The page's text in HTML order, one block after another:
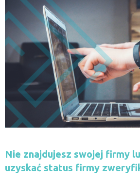
Nie znajdujesz swojej firmy
uzyskać status firmy